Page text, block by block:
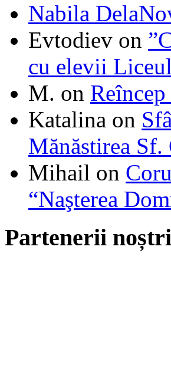
Nabila
Evtodiev on
cu elevii
M. on
Katalina on
Mănăstirea Sf.
Mihail on
“Naşterea
Partenerii